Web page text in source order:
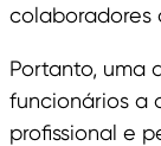
colaboradores
Portanto, uma
funcionários a
profissional e